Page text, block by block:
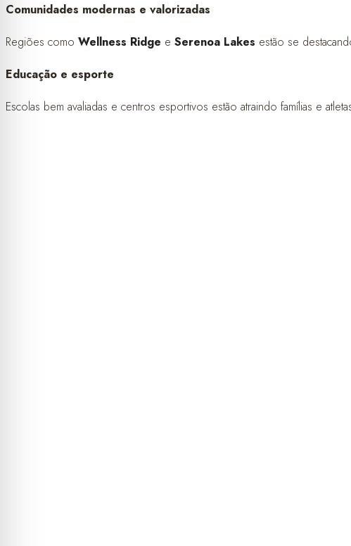
Comunidades modernas e valorizadas
Regiões como Wellness Ridge e Serenoa Lakes estão se
Educação e esporte
Escolas bem avaliadas e centros esportivos estão atraindo famílias e